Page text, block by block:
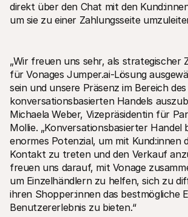
direkt über den Chat mit den
um sie zu einer Zahlungsseite
„Wir freuen uns sehr, als strategischer
für Vonages Jumper.ai-Lösung
sein und unsere Präsenz im Bereich des
konversationsbasierten Handels
Michaela Weber, Vizepräsidentin für
Mollie. „Konversationsbasierter Handel
enormes Potenzial, um mit Kund:innen
Kontakt zu treten und den Verkauf
freuen uns darauf, mit Vonage
um Einzelhändlern zu helfen, sich zu
ihren Shopper:innen das bestmögliche
Benutzererlebnis zu bieten.“